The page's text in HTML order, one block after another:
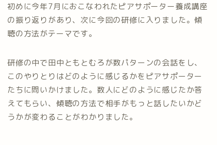
初めに今年7月におこなわれたピアサポーター養成講座
の振り返りがあり、次に今回の研修に入りました。傾
聴の方法がテーマです。
研修の中で田中ともとむろが数パターンの会話をし、
このやりとりはどのように感じるかをピアサポーター
たちに問いかけました。数人にどのように感じたか答
えてもらい、傾聴の方法で相手がもっと話したいかど
うかが変わることがわかりました。